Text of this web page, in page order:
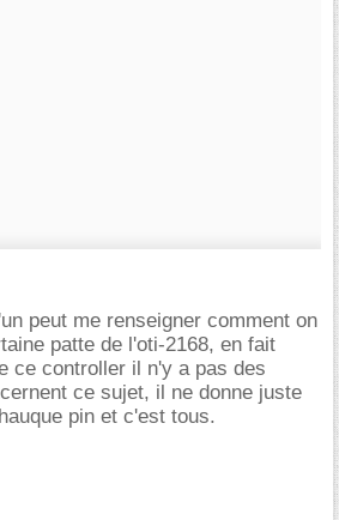
peut me renseigner comment on
patte de l'oti-2168, en fait
ce controller il n'y a pas des
ce sujet, il ne donne juste
pin et c'est tous.